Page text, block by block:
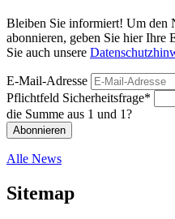
Bleiben Sie informiert! Um den
abonnieren, geben Sie hier Ihre
Sie auch unsere
E-Mail-Adresse
Pflichtfeld Sicherheitsfrage*
die Summe aus 1 und 1?
Abonnieren
Alle News
Sitemap